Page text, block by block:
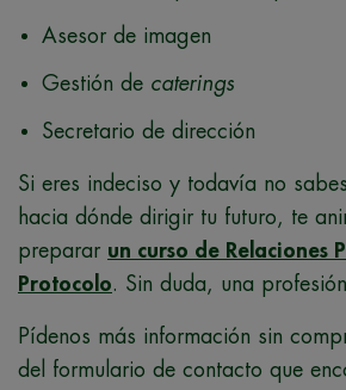
Asesor de imagen
Gestión de caterings
Secretario de dirección
Si eres indeciso y todavía no
hacia dónde dirigir tu futuro, te
preparar un curso de Relaciones
Protocolo. Sin duda, una
Pídenos más información sin
del formulario de contacto que